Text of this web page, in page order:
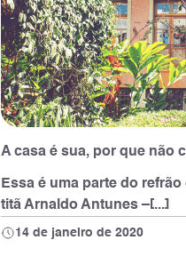
A casa é sua, por que não
Essa é uma parte do
titã Arnaldo Antunes –[...]
14 de janeiro de 2020